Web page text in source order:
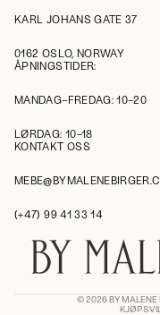
KARL JOHANS GATE 37
0162 OSLO, NORWAY
ÅPNINGSTIDER:
MANDAG–FREDAG: 10–20
LØRDAG: 10–18
KONTAKT OSS
(+47) 99 41 33 14
© 2026BY MALENE
Retningslinjer for
Personvernerklæring
Juridisk merknad
Kontaktinformasjon